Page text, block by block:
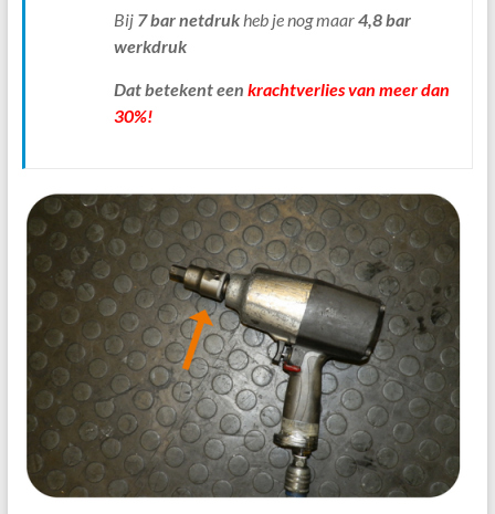
Bij 7 bar netdrukheb je nog maar4,8 bar
werkdruk
Dat betekent een krachtverlies van meer dan
30%!